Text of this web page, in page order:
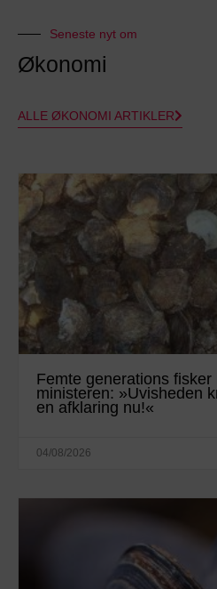
Seneste nyt om
Økonomi
ALLE ØKONOMI ARTIKLER
Femte generations fisker
ministeren: »Uvisheden
en afklaring nu!«
04/08/2026